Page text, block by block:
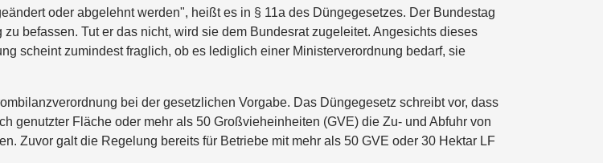
oder abgelehnt werden", heißt es in § 11a des Düngegesetzes. Der Bundestag
befassen. Tut er das nicht, wird sie dem Bundesrat zugeleitet. Angesichts dieses
scheint zumindest fraglich, ob es lediglich einer Ministerverordnung bedarf, sie
bei der gesetzlichen Vorgabe. Das Düngegesetz schreibt vor, dass
genutzter Fläche oder mehr als 50 Großvieheinheiten (GVE) die Zu- und Abfuhr von
Zuvor galt die Regelung bereits für Betriebe mit mehr als 50 GVE oder 30 Hektar LF